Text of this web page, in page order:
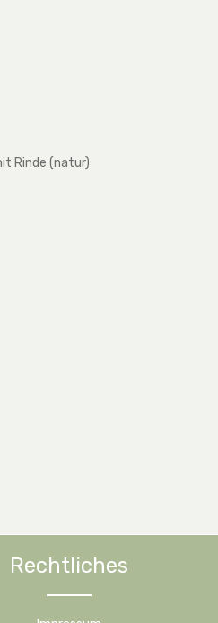
Rinde (natur)
Rechtliches